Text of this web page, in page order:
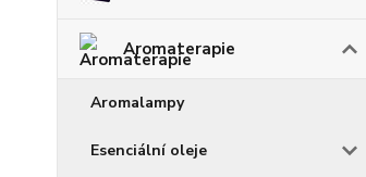
Aromaterapie
Aromalampy
Esenciální oleje